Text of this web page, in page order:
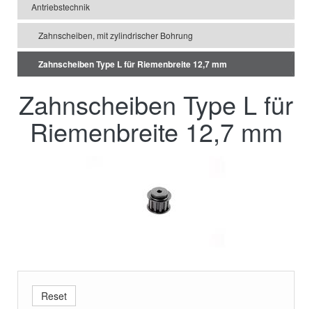
Antriebstechnik
Zahnscheiben, mit zylindrischer Bohrung
Zahnscheiben Type L für Riemenbreite 12,7 mm
Zahnscheiben Type L für
Riemenbreite 12,7 mm